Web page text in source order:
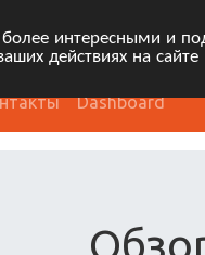
интересными и
действиях на
Dashboard